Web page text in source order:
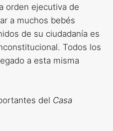
orden ejecutiva de
a muchos bebés
de su ciudadanía es
Todos los
a esta misma
del Casa